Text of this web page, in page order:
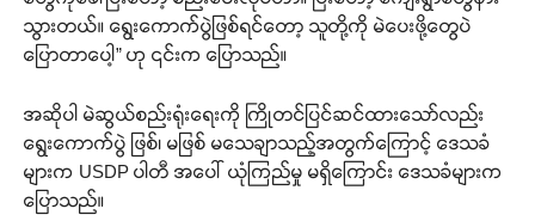
သွားတယ်။ ရွေးကောက်ပွဲဖြစ်ရင်တော့ သူတို့ကို မဲပေးဖို့တွေပဲ
ပြောတာပေါ့” ဟု ၎င်းက ပြောသည်။
အဆိုပါ မဲဆွယ်စည်းရုံးရေးကို ကြိုတင်ပြင်ဆင်ထားသော်လည်း
ရွေးကောက်ပွဲ ဖြစ်၊ မဖြစ် မသေချာသည့်အတွက်ကြောင့် ဒေသခံ
များက USDP ပါတီ အပေါ် ယုံကြည်မှု မရှိကြောင်း ဒေသခံများက
ပြောသည်။